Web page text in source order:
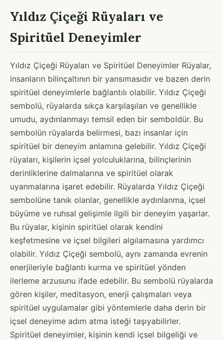
Yıldız Çiçeği Rüyaları ve
Spiritüel Deneyimler
Yıldız Çiçeği Rüyaları ve Spiritüel Deneyimler Rüyalar,
insanların bilinçaltının bir yansımasıdır ve bazen derin
spiritüel deneyimlerle bağlantılı olabilir. Yıldız Çiçeği
sembolü, rüyalarda sıkça karşılaşılan ve genellikle
umudu, aydınlanmayı temsil eden bir semboldür. Bu
sembolün rüyalarda belirmesi, bazı insanlar için
spiritüel bir deneyim anlamına gelebilir. Yıldız Çiçeği
rüyaları, kişilerin içsel yolculuklarına, bilinçlerinin
derinliklerine dalmalarına ve spiritüel olarak
uyanmalarına işaret edebilir. Rüyalarda Yıldız Çiçeği
sembolüne tanık olanlar, genellikle aydınlanma, içsel
büyüme ve ruhsal gelişimle ilgili bir deneyim yaşarlar.
Bu rüyalar, kişinin spiritüel olarak kendini
keşfetmesine ve içsel bilgileri algılamasına yardımcı
olabilir. Yıldız Çiçeği sembolü, aynı zamanda evrenin
enerjileriyle bağlantı kurma ve spiritüel yönden
ilerleme arzusunu ifade edebilir. Bu sembolü rüyalarda
gören kişiler, meditasyon, enerji çalışmaları veya
spiritüel uygulamalar gibi yöntemlerle daha derin bir
içsel deneyime adım atma isteği taşıyabilirler.
Spiritüel deneyimler, kişinin kendi içsel bilgeliği ve